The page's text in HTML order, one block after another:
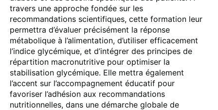
travers une approche fondée sur les
recommandations scientifiques, cette formation leur
permettra d’évaluer précisément la réponse
métabolique à l’alimentation, d’utiliser efficacement
l’indice glycémique, et d’intégrer des principes de
répartition macronutritive pour optimiser la
stabilisation glycémique. Elle mettra également
l’accent sur l’accompagnement éducatif pour
favoriser l’adhésion aux recommandations
nutritionnelles, dans une démarche globale de